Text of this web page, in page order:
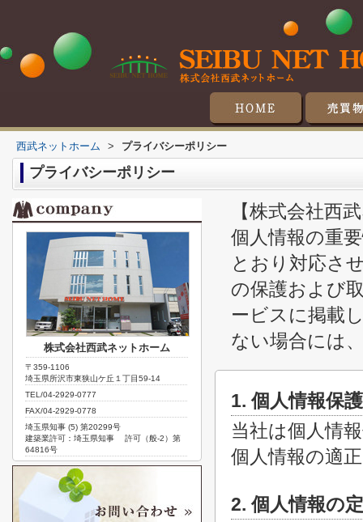
西武ネットホーム > プライバシーポリシー
プライバシーポリシー
【株式会社西
個人情報の重
とおり対応さ
の保護および
ービスに掲載
ない場合には
1. 個人情報保
当社は個人情
個人情報の適
2. 個人情報の
株式会社西武ネットホーム
〒359-1106
埼玉県所沢市東狭山ケ丘１丁目59-14
TEL/04-2929-0777
FAX/04-2929-0778
埼玉県知事 (5) 第20299号
建築業許可：埼玉県知事 許可（般-2）第
64816号